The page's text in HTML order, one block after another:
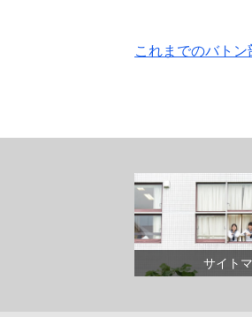
これまでのバト
サイト